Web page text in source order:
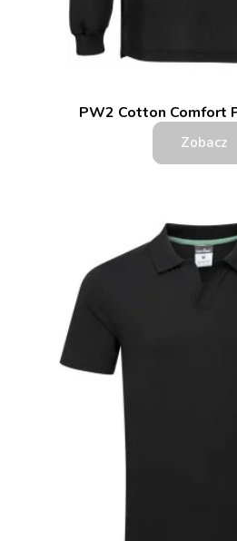
PW2 Cotton Comfort
Zobacz